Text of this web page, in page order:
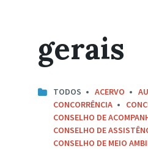
gerais
TODOS ACERVO
CONCORRÊNCIA
CONSELHO DE
CONSELHO DE
CONSELHO DE MEIO